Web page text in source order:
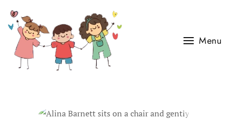
Skip to main content
Menu